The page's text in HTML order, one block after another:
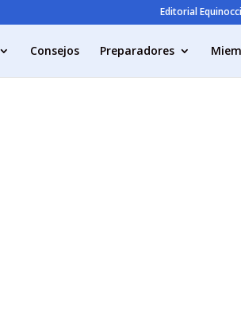
Editorial
Consejos Preparadores